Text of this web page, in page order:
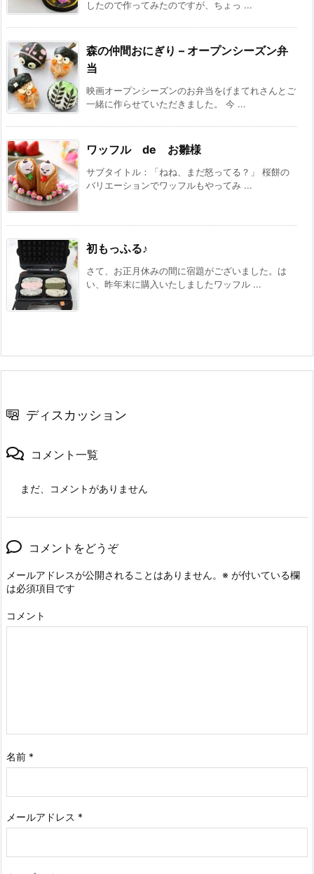
したので作ってみたのですが、ちょっ ...
森の仲間おにぎり – オープンシーズン弁
当
映画オープンシーズンのお弁当をげまてれさんとご
一緒に作らせていただきました。 今 ...
ワッフル de お雛様
サブタイトル：「ねね、まだ怒ってる？」 桜餅の
バリエーションでワッフルもやってみ ...
初もっふる♪
さて、お正月休みの間に宿題がございました。は
い、昨年末に購入いたしましたワッフル ...
ディスカッション
コメント一覧
まだ、コメントがありません
コメントをどうぞ
メールアドレスが公開されることはありません。 ※ が付いている欄
は必須項目です
コメント
名前 *
メールアドレス *